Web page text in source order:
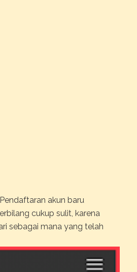
akun baru
cukup sulit, karena
sebagai mana yang telah